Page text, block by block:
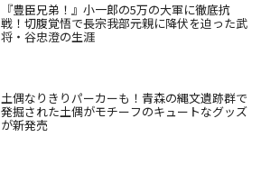
『豊臣兄弟！』小一郎の5万の大軍に徹底抗
戦！切腹覚悟で長宗我部元親に降伏を迫った武
将・谷忠澄の生涯
土偶なりきりパーカーも！青森の縄文遺跡群で
発掘された土偶がモチーフのキュートなグッズ
が新発売